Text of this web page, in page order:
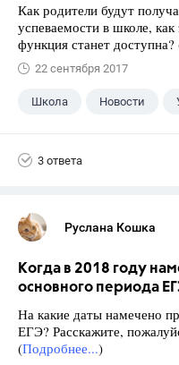
Как родители будут
успеваемости в школе,
функция станет доступна?
22 сентября 2017
Школа Новости
3 ответа
Руслана Кошка
Когда в 2018 году
основного периода
На какие даты намечено
ЕГЭ? Расскажите,
(Подробнее...)